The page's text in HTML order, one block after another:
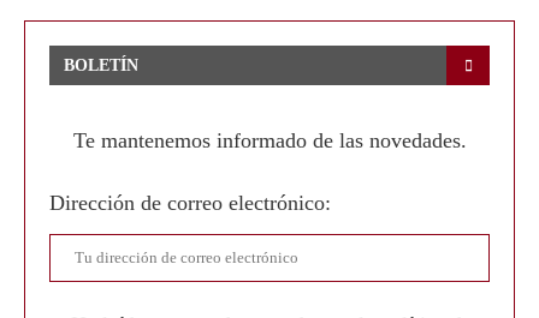
BOLETÍN
Te mantenemos informado de las novedades.
Dirección de correo electrónico: